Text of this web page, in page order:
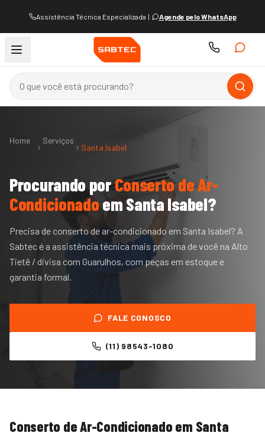
Assistência Técnica Especializada | Agende pelo WhatsApp
Home Serviços
Santa Isabel
Procurando porConserto de Ar-
CondicionadoemSanta Isabel?
Precisa de conserto de ar-condicionado em Santa Isabel? A
Sabtec é a assistência técnica mais próxima de você na Alto
Tietê / divisa com Guarulhos, com peças em estoque e
garantia formal.
FALE CONOSCO
(11) 98543-1080
Conserto de Ar-Condicionado em Santa